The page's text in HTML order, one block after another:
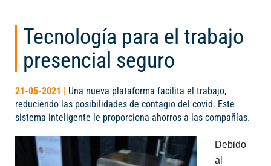
Tecnología para el trabajo
presencial seguro
21-05-2021 | Una nueva plataforma facilita el trabajo,
reduciendo las posibilidades de contagio del covid. Este
sistema inteligente le proporciona ahorros a las compañías.
Debido
al